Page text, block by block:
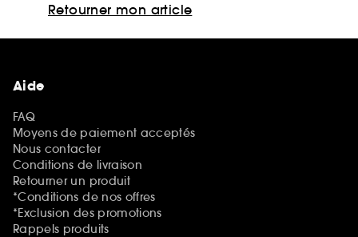
Retourner mon article
Aide
FAQ
Moyens de paiement acceptés
Nous contacter
Conditions de livraison
Retourner un produit
*Conditions de nos offres
*Exclusion des promotions
Rappels produits